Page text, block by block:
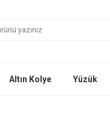
Altın Kolye Yüzük